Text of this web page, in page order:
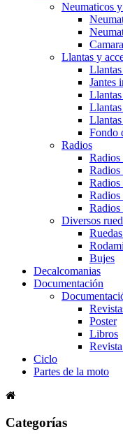
Neumaticos
Llantas y
Jantes
Llantas
Fondo
Radios
Radios
Radios
Radios
Radios
Radios
Diversos
Bujes
Decalcomanias
Documentación
Poster
Libros
Ciclo
Partes de la moto
Categorías